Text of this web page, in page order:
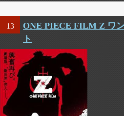
13
ONE PIECE FILM Z ワ
ト